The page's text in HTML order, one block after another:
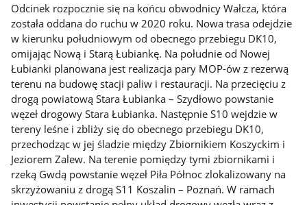
Odcinek rozpocznie się na końcu obwodnicy Wałcza, która
została oddana do ruchu w 2020 roku. Nowa trasa odejdzie
w kierunku południowym od obecnego przebiegu DK10,
omijając Nową i Starą Łubiankę. Na południe od Nowej
Łubianki planowana jest realizacja pary MOP-ów z rezerwą
terenu na budowę stacji paliw i restauracji. Na przecięciu z
drogą powiatową Stara Łubianka – Szydłowo powstanie
węzeł drogowy Stara Łubianka. Następnie S10 wejdzie w
tereny leśne i zbliży się do obecnego przebiegu DK10,
przechodząc w jej śladzie między Zbiornikiem Koszyckim i
Jeziorem Zalew. Na terenie pomiędzy tymi zbiornikami i
rzeką Gwdą powstanie węzeł Piła Północ zlokalizowany na
skrzyżowaniu z drogą S11 Koszalin – Poznań. W ramach